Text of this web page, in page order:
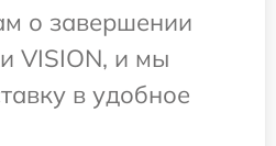
о завершении
VISION, и мы
в удобное